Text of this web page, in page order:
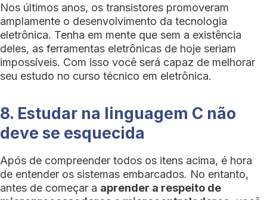
Nos últimos anos, os transistores promoveram
amplamente o desenvolvimento da tecnologia
eletrônica. Tenha em mente que sem a existência
deles, as ferramentas eletrônicas de hoje seriam
impossíveis. Com isso você será capaz de melhorar
seu estudo no curso técnico em eletrônica.
8. Estudar na linguagem C não
deve se esquecida
Após de compreender todos os itens acima, é hora
de entender os sistemas embarcados. No entanto,
antes de começar a aprender a respeito de